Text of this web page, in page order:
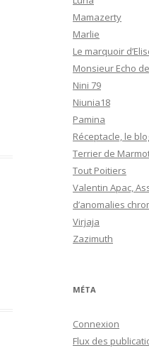
Mamazerty
Marlie
Le marquoir
Monsieur Echo
Nini 79
Niunia18
Pamina
Réceptacle, le
Terrier de
Tout Poitiers
Valentin Apac,
d’anomalies
Virjaja
Zazimuth
MÉTA
Connexion
Flux des